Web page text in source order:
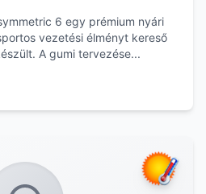
6 egy prémium nyári
vezetési élményt kereső
A gumi tervezése...